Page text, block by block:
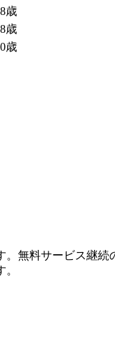
歳
歳
歳
。無料サービス継続